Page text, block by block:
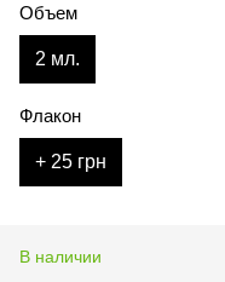
Объем
2 мл.
Флакон
+ 25 грн
В наличии